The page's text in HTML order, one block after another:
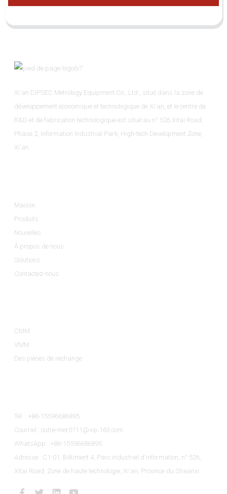
Xi'an DIPSEC Metrology Equipment Co., Ltd., situé dans la zone de
développement économique et technologique de Xi'an, et le centre de
R&D et de fabrication technologique est situé au n° 526 Xitai Road,
Phase 2, Information Industrial Park, High-tech Development Zone,
Xi'an.
Maison
Produits
Nouvelles
À propos de nous
Solutions
Contactez-nous
CMM
VMM
Des pièces de rechange
Tél. : +86-15596686895
Courriel : outre-mer0711@vip.163.com
WhatsApp : +86-15596686895
Adresse : C1-01, Bâtiment 4, Parc industriel d'information, n° 526,
Xitai Road, Zone de haute technologie, Xi'an, Province du Shaanxi